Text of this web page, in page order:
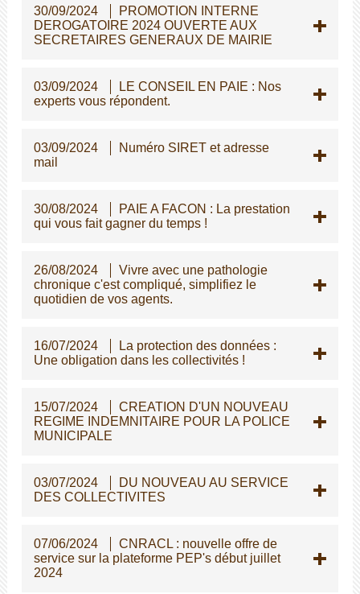
30/09/2024
PROMOTION INTERNE
DEROGATOIRE 2024 OUVERTE AUX
SECRETAIRES GENERAUX DE MAIRIE
03/09/2024
LE CONSEIL EN PAIE : Nos
experts vous répondent.
03/09/2024
Numéro SIRET et adresse
mail
30/08/2024
PAIE A FACON : La prestation
qui vous fait gagner du temps !
26/08/2024
Vivre avec une pathologie
chronique c'est compliqué, simplifiez le
quotidien de vos agents.
16/07/2024
La protection des données :
Une obligation dans les collectivités !
15/07/2024
CREATION D'UN NOUVEAU
REGIME INDEMNITAIRE POUR LA POLICE
MUNICIPALE
03/07/2024
DU NOUVEAU AU SERVICE
DES COLLECTIVITES
07/06/2024
CNRACL : nouvelle offre de
service sur la plateforme PEP's début juillet
2024